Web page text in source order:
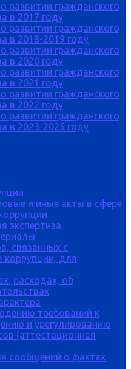
развитии гражданского
в 2017 году
развитии гражданского
в 2018-2019 году
развитии гражданского
в 2020 году
развитии гражданского
в 2021 году
развитии гражданского
в 2022 году
развитии гражданского
в 2023-2025 году
и иные акты в сфере
экспертиза
связанных с
коррупции, для
расходах, об
требований к
и урегулированию
(аттестационная
сообщений о фактах